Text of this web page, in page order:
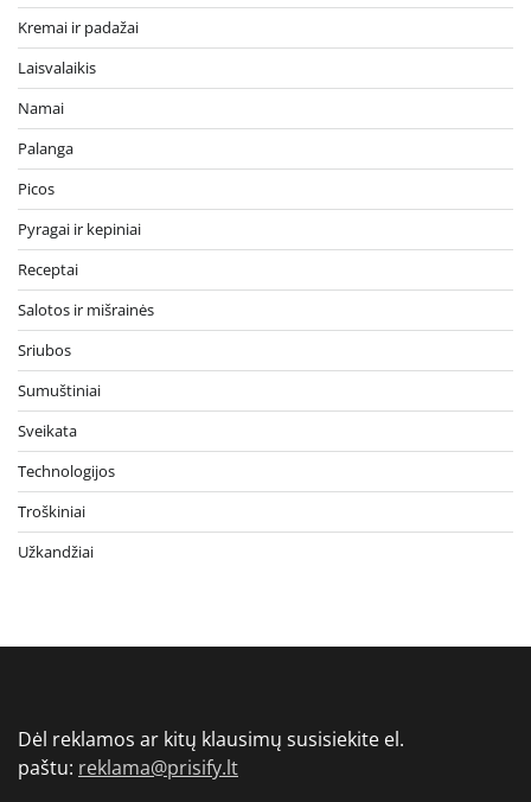
Kremai ir padažai
Laisvalaikis
Namai
Palanga
Picos
Pyragai ir kepiniai
Receptai
Salotos ir mišrainės
Sriubos
Sumuštiniai
Sveikata
Technologijos
Troškiniai
Užkandžiai
Dėl reklamos ar kitų klausimų susisiekite el.
paštu: reklama@prisify.lt